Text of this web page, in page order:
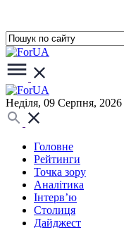
Неділя, 09 Серпня, 2026
Головне
Рейтинги
Точка зору
Аналітика
Інтерв’ю
Столиця
Дайджест